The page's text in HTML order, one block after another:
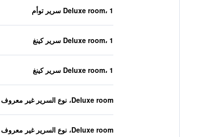
Deluxe room، 1 سرير توأم
Deluxe room، 1 سرير كينغ
Deluxe room، 1 سرير كينغ
Deluxe room، نوع السرير غير معروف
Deluxe room، نوع السرير غير معروف